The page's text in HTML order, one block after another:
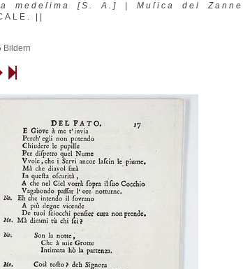
medeſima [S. A.] | Muſica del
||
Bildern